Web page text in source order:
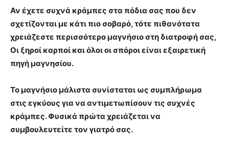
Αν έχετε συχνά κράμπες στα πόδια σας που δεν
σχετίζονται με κάτι πιο σοβαρό, τότε πιθανότατα
χρειάζεστε περισσότερο μαγνήσιο στη διατροφή σας,
Οι ξηροί καρποί και όλοι οι σπόροι είναι εξαιρετική
πηγή μαγνησίου.
Το μαγνήσιο μάλιστα συνίσταται ως συμπλήρωμα
στις εγκύους για να αντιμετωπίσουν τις συχνές
κράμπες. Φυσικά πρώτα χρειάζεται να
συμβουλευτείτε τον γιατρό σας.